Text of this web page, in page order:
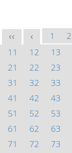
<< < 1 2
11
12 13
21
22 23
31
32 33
41
42 43
51
52 53
61
62 63
71
72 73